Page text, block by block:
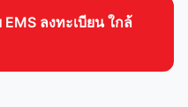
ลงทะเบียน ใกล้